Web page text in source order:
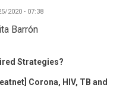
2020 - 07:38
Barrón
Strategies?
Corona, HIV, TB and